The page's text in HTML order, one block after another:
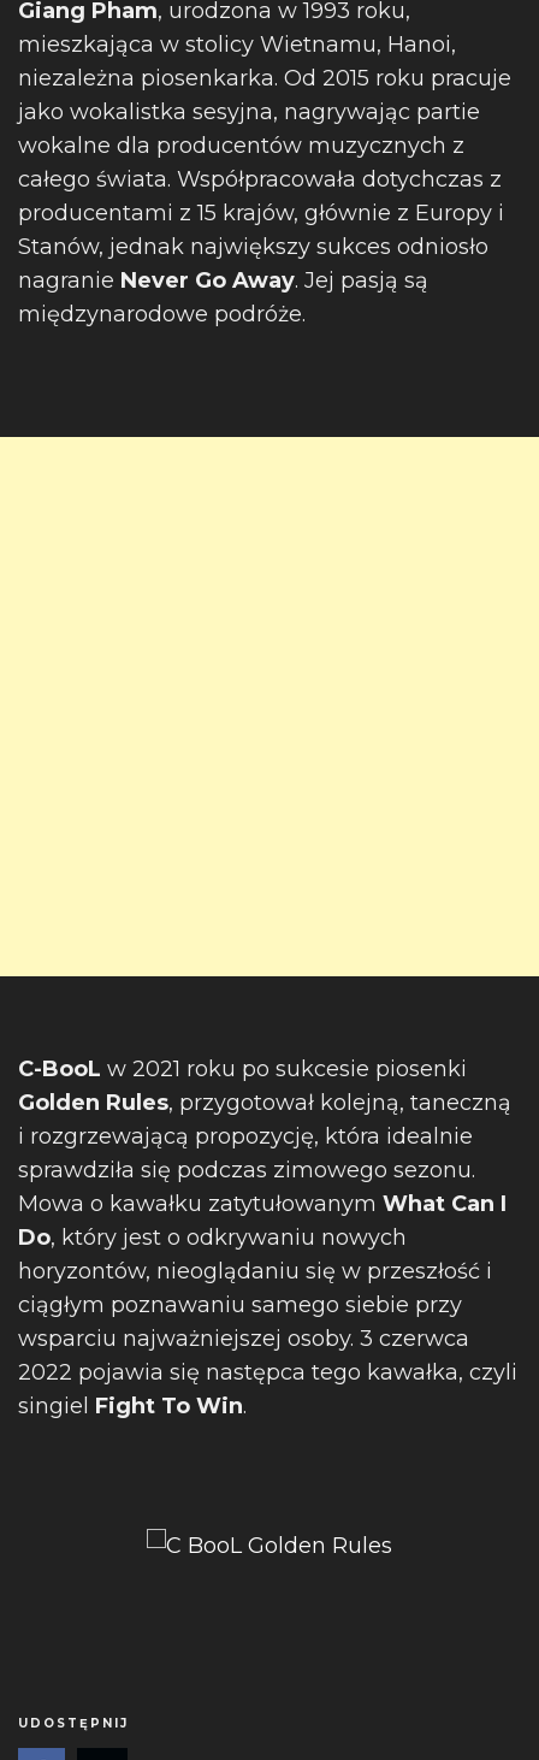
Giang Pham, urodzona w 1993 roku,
mieszkająca w stolicy Wietnamu, Hanoi,
niezależna piosenkarka. Od 2015 roku pracuje
jako wokalistka sesyjna, nagrywając partie
wokalne dla producentów muzycznych z
całego świata. Współpracowała dotychczas z
producentami z 15 krajów, głównie z Europy i
Stanów, jednak największy sukces odniosło
nagranie Never Go Away. Jej pasją są
międzynarodowe podróże.
C-BooL w 2021 roku po sukcesie piosenki
Golden Rules, przygotował kolejną, taneczną
i rozgrzewającą propozycję, która idealnie
sprawdziła się podczas zimowego sezonu.
Mowa o kawałku zatytułowanym What Can I
Do, który jest o odkrywaniu nowych
horyzontów, nieoglądaniu się w przeszłość i
ciągłym poznawaniu samego siebie przy
wsparciu najważniejszej osoby. 3 czerwca
2022 pojawia się następca tego kawałka, czyli
singiel Fight To Win.
UDOSTĘPNIJ